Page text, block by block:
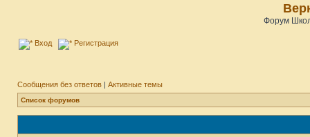
Форум
Вход Регистрация
Сообщения без ответов | Активные темы
Список форумов